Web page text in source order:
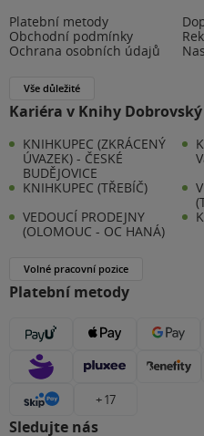
Platební metody
Obchodní podmínky
Ochrana osobních údajů
Vše důležité
Kariéra v Knihy Dobrovský
KNIHKUPEC (ZKRÁCENÝ
ÚVAZEK) - ČESKÉ
BUDĚJOVICE
KNIHKUPEC (TŘEBÍČ)
VEDOUCÍ PRODEJNY
(OLOMOUC - OC HANÁ)
Volné pracovní pozice
Platební metody
+ 17
Sledujte nás